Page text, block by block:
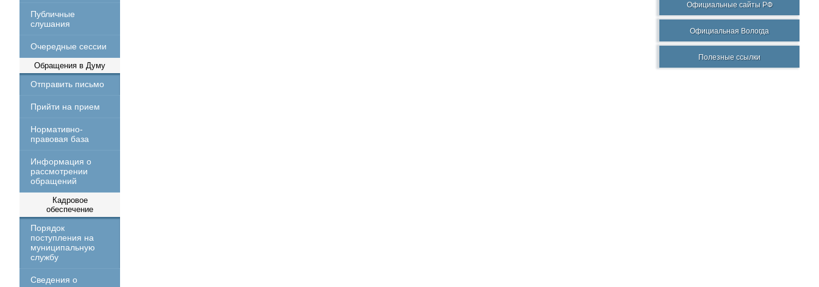
Публичные
слушания
Очередные сессии
Обращения в Думу
Отправить письмо
Прийти на прием
Нормативно-
правовая база
Информация о
рассмотрении
обращений
Кадровое
обеспечение
Порядок
поступления на
муниципальную
службу
Сведения о
Официальные сайты РФ
Официальная Вологда
Полезные ссылки